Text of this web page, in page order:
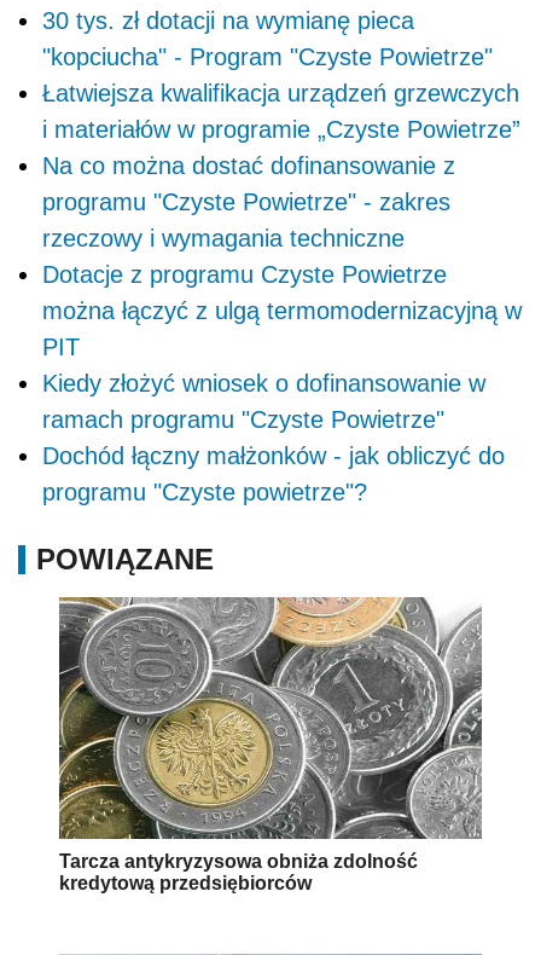
30 tys. zł dotacji na wymianę pieca
"kopciucha" - Program "Czyste Powietrze"
Łatwiejsza kwalifikacja urządzeń grzewczych
i materiałów w programie „Czyste Powietrze”
Na co można dostać dofinansowanie z
programu "Czyste Powietrze" - zakres
rzeczowy i wymagania techniczne
Dotacje z programu Czyste Powietrze
można łączyć z ulgą termomodernizacyjną w
PIT
Kiedy złożyć wniosek o dofinansowanie w
ramach programu "Czyste Powietrze"
Dochód łączny małżonków - jak obliczyć do
programu "Czyste powietrze"?
POWIĄZANE
Tarcza antykryzysowa obniża zdolność
kredytową przedsiębiorców